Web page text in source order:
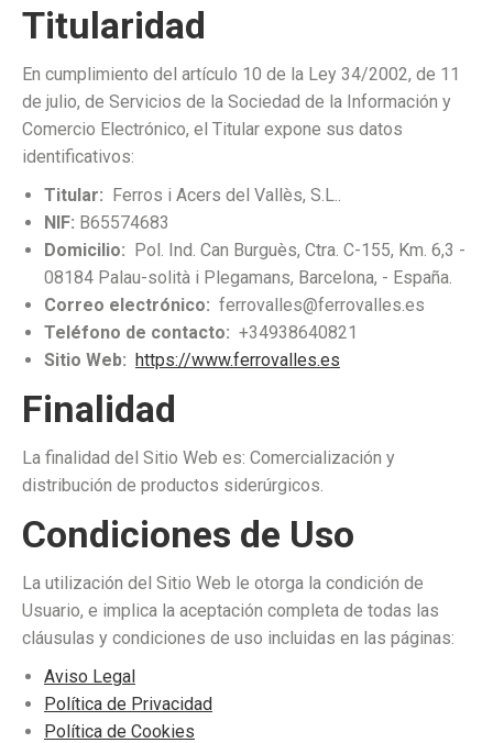
Titularidad
En cumplimiento del artículo 10 de la Ley 34/2002, de 11
de julio, de Servicios de la Sociedad de la Información y
Comercio Electrónico, el Titular expone sus datos
identificativos:
Titular: Ferros i Acers del Vallès, S.L..
NIF: B65574683
Domicilio: Pol. Ind. Can Burguès, Ctra. C-155, Km. 6,3 -
08184 Palau-solità i Plegamans, Barcelona, - España.
Correo electrónico: ferrovalles@ferrovalles.es
Teléfono de contacto: +34938640821
Sitio Web: https://www.ferrovalles.es
Finalidad
La finalidad del Sitio Web es: Comercialización y
distribución de productos siderúrgicos.
Condiciones de Uso
La utilización del Sitio Web le otorga la condición de
Usuario, e implica la aceptación completa de todas las
cláusulas y condiciones de uso incluidas en las páginas:
Aviso Legal
Política de Privacidad
Política de Cookies